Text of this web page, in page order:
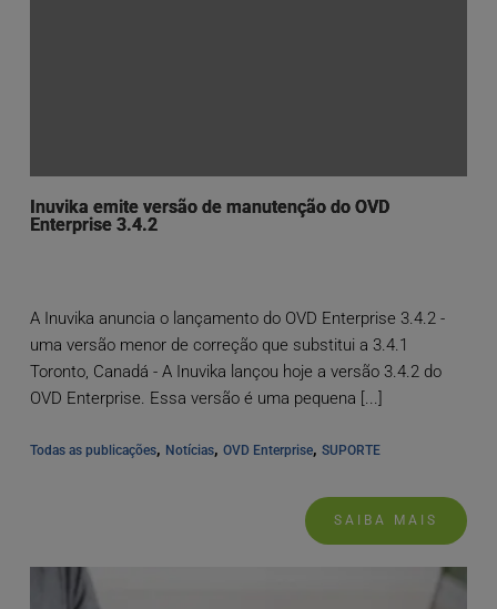
Inuvika emite versão de manutenção do OVD
Enterprise 3.4.2
A Inuvika anuncia o lançamento do OVD Enterprise 3.4.2 -
uma versão menor de correção que substitui a 3.4.1
Toronto, Canadá - A Inuvika lançou hoje a versão 3.4.2 do
OVD Enterprise. Essa versão é uma pequena [...]
Todas as publicações, Notícias, OVD Enterprise, SUPORTE
SAIBA MAIS